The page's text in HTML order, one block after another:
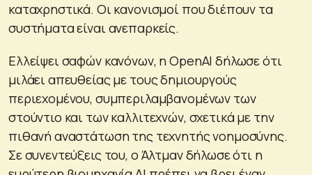
καταχρηστικά. Οι κανονισμοί που διέπουν τα
συστήματα είναι ανεπαρκείς.
Ελλείψει σαφών κανόνων, η OpenAI δήλωσε ότι
μιλάει απευθείας με τους δημιουργούς
περιεχομένου, συμπεριλαμβανομένων των
στούντιο και των καλλιτεχνών, σχετικά με την
πιθανή αναστάτωση της τεχνητής νοημοσύνης.
Σε συνεντεύξεις του, ο Άλτμαν δήλωσε ότι η